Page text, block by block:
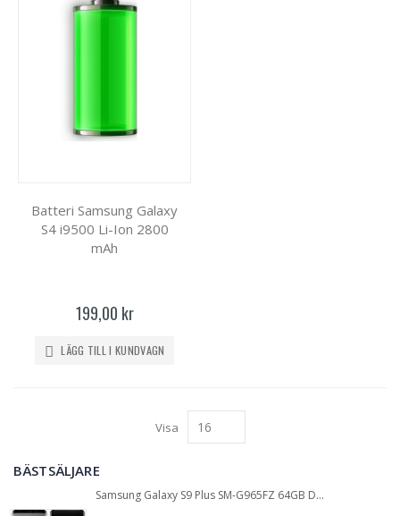
Batteri Samsung Galaxy
S4 i9500 Li-Ion 2800
mAh
199,00 kr
LÄGG TILL I KUNDVAGN
Visa
BÄSTSÄLJARE
Samsung Galaxy S9 Plus SM-G965FZ 64GB DUALSIM Midnight Black | GOTT SKICK | Inbrända pixlar | OLÅST